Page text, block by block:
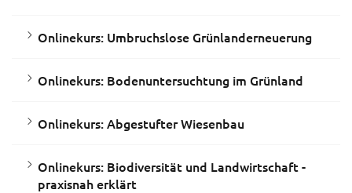
Onlinekurs: Umbruchslose Grünlanderneuerung
Onlinekurs: Bodenuntersuchtung im Grünland
Onlinekurs: Abgestufter Wiesenbau
Onlinekurs: Biodiversität und Landwirtschaft -
praxisnah erklärt